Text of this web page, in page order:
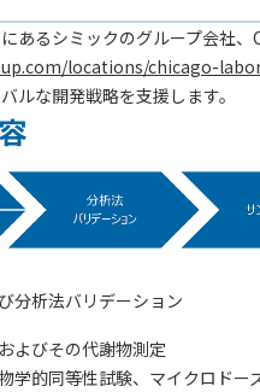
あるシミックのグループ会社、
locations/chicago-
ルな開発戦略を支援します。
分析法バリデーション
よびその代謝物測定
学的同等性試験、マイクロドー